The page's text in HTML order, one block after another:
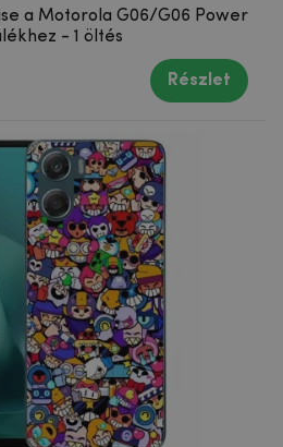
a Motorola G06/G06 Power
- 1 öltés
Részlet